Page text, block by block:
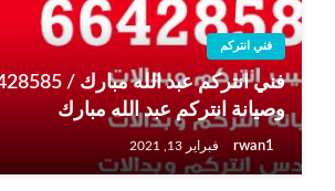
فني انتركم
وصيانة انتركم عبد الله مبارك
rwan1 فبراير 13, 2021